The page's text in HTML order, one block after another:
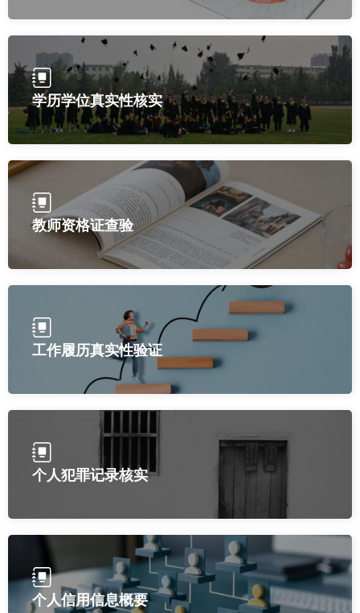
学历学位真实性核实
教师资格证查验
工作履历真实性验证
个人犯罪记录核实
个人信用信息概要